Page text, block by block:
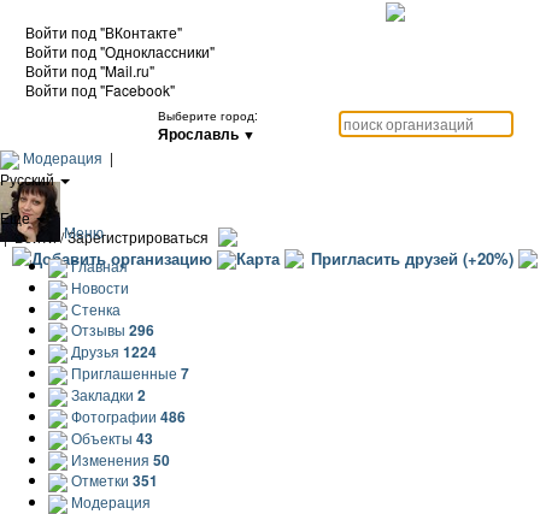
Войти под "ВКонтакте"
Войти под "Одноклассники"
Войти под "Mail.ru"
Войти под "Facebook"
Выберите город:
Ярославль ▼
Модерация |
Русский
|
Еще
|
Войти / Зарегистрироваться
Добавить организацию Карта Пригласить друзей (+20%)
Меню
Главная
Новости
Стенка
Отзывы 296
Друзья 1224
Приглашенные 7
Закладки 2
Фотографии 486
Объекты 43
Изменения 50
Отметки 351
Модерация